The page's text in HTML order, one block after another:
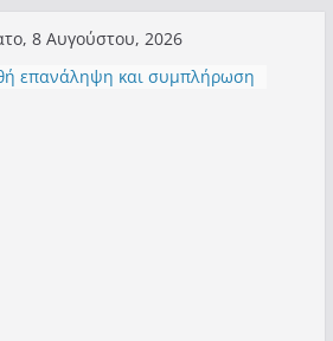
8 Αυγούστου, 2026
έργα – επιτυχίες που